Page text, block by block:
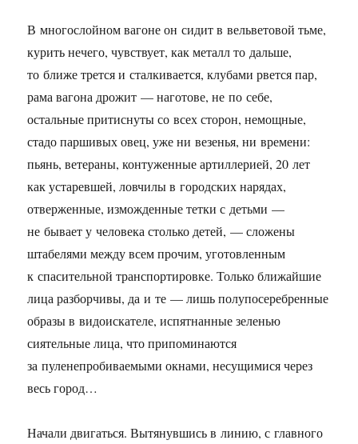
В многослойном вагоне он сидит в вельветовой тьме,
курить нечего, чувствует, как металл то дальше,
то ближе трется и сталкивается, клубами рвется пар,
рама вагона дрожит — наготове, не по себе,
остальные притиснуты со всех сторон, немощные,
стадо паршивых овец, уже ни везенья, ни времени:
пьянь, ветераны, контуженные артиллерией, 20 лет
как устаревшей, ловчилы в городских нарядах,
отверженные, изможденные тетки с детьми —
не бывает у человека столько детей, — сложены
штабелями между всем прочим, уготовленным
к спасительной транспортировке. Только ближайшие
лица разборчивы, да и те — лишь полупосеребренные
образы в видоискателе, испятнанные зеленью
сиятельные лица, что припоминаются
за пуленепробиваемыми окнами, несущимися через
весь город…
Начали двигаться. Вытянувшись в линию, с главного